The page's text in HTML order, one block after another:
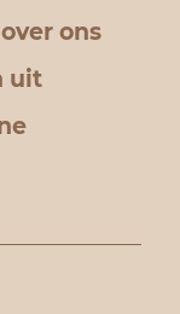
ons
uit